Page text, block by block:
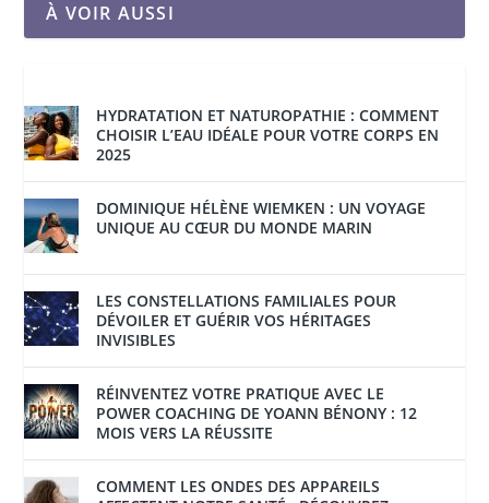
À VOIR AUSSI
HYDRATATION ET NATUROPATHIE : COMMENT
CHOISIR L’EAU IDÉALE POUR VOTRE CORPS EN
2025
DOMINIQUE HÉLÈNE WIEMKEN : UN VOYAGE
UNIQUE AU CŒUR DU MONDE MARIN
LES CONSTELLATIONS FAMILIALES POUR
DÉVOILER ET GUÉRIR VOS HÉRITAGES
INVISIBLES
RÉINVENTEZ VOTRE PRATIQUE AVEC LE
POWER COACHING DE YOANN BÉNONY : 12
MOIS VERS LA RÉUSSITE
COMMENT LES ONDES DES APPAREILS